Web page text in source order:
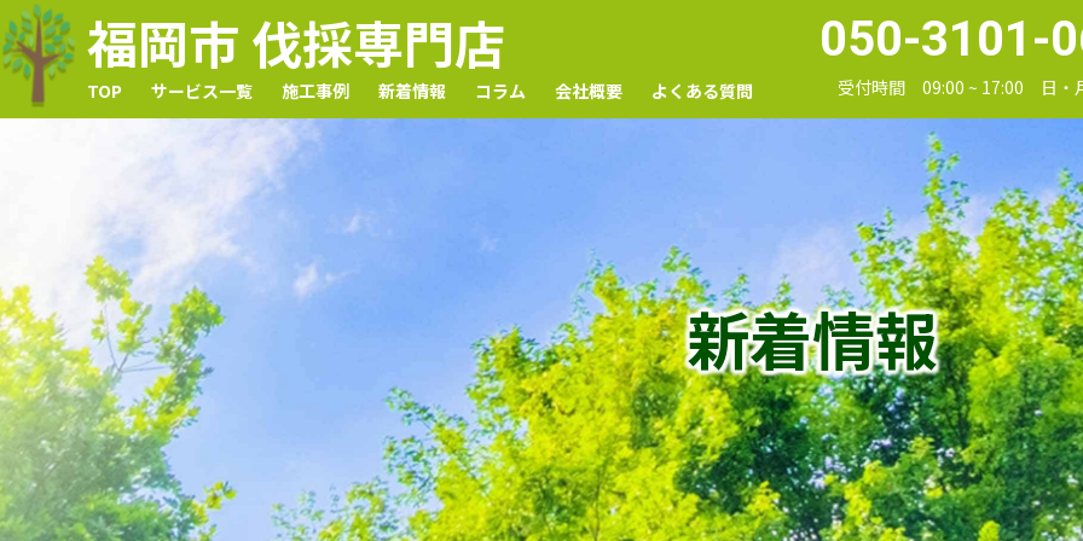
福岡市 伐採専門店
TOP サービス一覧 施工事例 新着情報 コラム 会社概要 よくある質問
050-3101-
受付時間 09:00 ~ 17:00 日・
新着情報